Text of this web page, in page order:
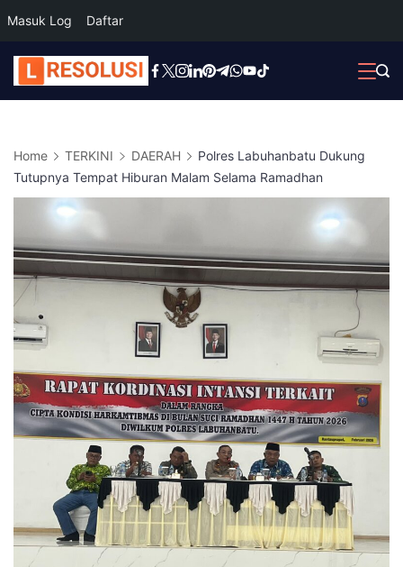
Masuk Log Daftar
Skip
to
Home TERKINI DAERAH
Polres Labuhanbatu Dukung
Tutupnya Tempat Hiburan Malam Selama Ramadhan